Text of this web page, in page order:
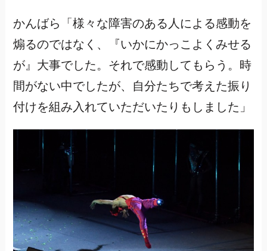
かんばら「様々な障害のある人による感動を
煽るのではなく、『いかにかっこよくみせる
が』大事でした。それで感動してもらう。時
間がない中でしたが、自分たちで考えた振り
付けを組み入れていただいたりもしました」